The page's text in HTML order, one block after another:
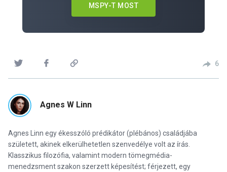
MSPY-T MOST
6
Agnes W Linn
Agnes Linn egy ékesszóló prédikátor (plébános) családjába
született, akinek elkerülhetetlen szenvedélye volt az írás.
Klasszikus filozófia, valamint modern tömegmédia-
menedzsment szakon szerzett képesítést; férjezett, egy